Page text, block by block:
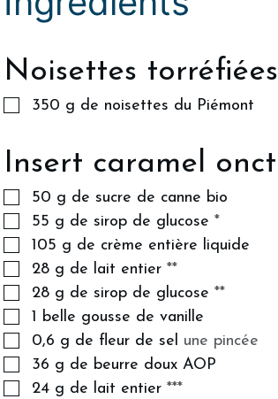
Noisettes torréfiées
350 g de noisettes du Piémont
Insert caramel
50 g de sucre de canne bio
55 g de sirop de glucose *
105 g de crème entière liquide
28 g de lait entier **
28 g de sirop de glucose **
1 belle gousse de vanille
0,6 g de fleur de sel une pincée
36 g de beurre doux AOP
24 g de lait entier ***